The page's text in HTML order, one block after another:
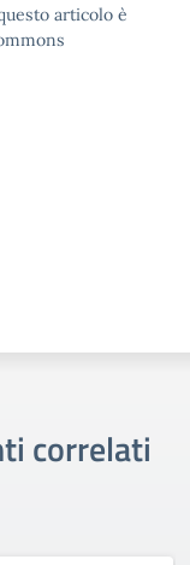
articolo è
correlati